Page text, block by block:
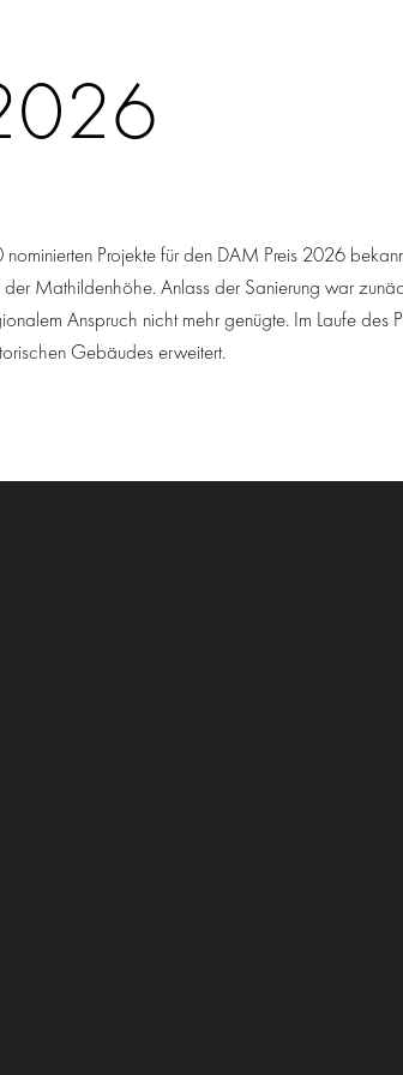
Projekte für den DAM Preis 2026
Mathildenhöhe. Anlass der Sanierung war
Anspruch nicht mehr genügte. Im Laufe des
Gebäudes erweitert.